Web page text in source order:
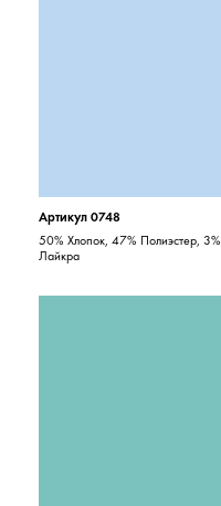
Артикул 0748
50% Хлопок, 47% Полиэстер, 3%
Лайкра